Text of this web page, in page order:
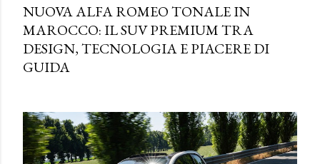
NUOVA ALFA ROMEO TONALE IN
MAROCCO: IL SUV PREMIUM TRA
DESIGN, TECNOLOGIA E PIACERE DI
GUIDA